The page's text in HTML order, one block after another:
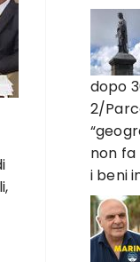
dopo
2/
non
i beni